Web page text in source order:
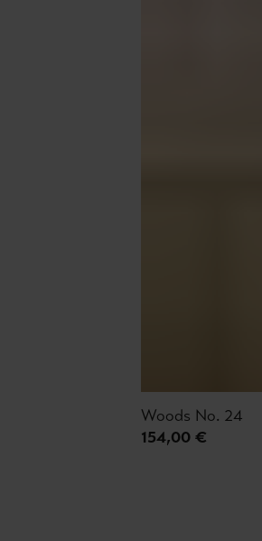
Woods No. 24
154,00 €